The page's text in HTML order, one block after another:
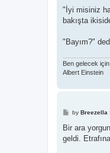
"İyi misiniz
bakışta
"Bayım?"
Ben gelecek
Albert Einstein
P
s
by Breezella
Bir ara
geldi.